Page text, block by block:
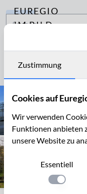
EUREGIO
IM BILD
Archiv
Kontakt
Archiv
Zustimmung
Cookies auf
Wir verwenden
Funktionen anbieten
unsere Website zu
Essentiell
Einstellung